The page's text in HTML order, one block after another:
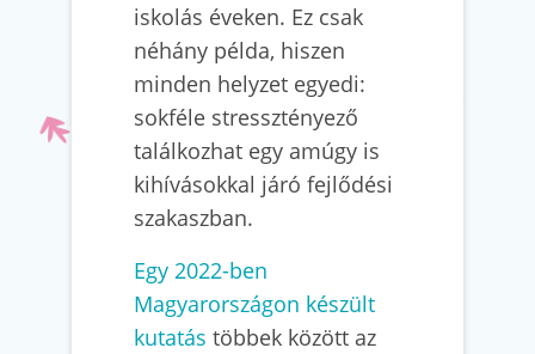
iskolás éveken. Ez csak
néhány példa, hiszen
minden helyzet egyedi:
sokféle stressztényező
találkozhat egy amúgy is
kihívásokkal járó fejlődési
szakaszban.
Egy 2022-ben
Magyarországon készült
kutatás többek között az